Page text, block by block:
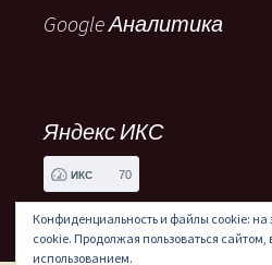
Google Аналитика
Яндекс ИКС
ИКС 70
Конфиденциальность и файлы cookie: на
cookie. Продолжая пользоваться сайтом,
использованием.